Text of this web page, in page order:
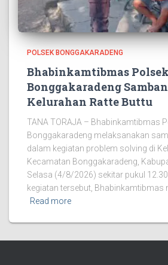
POLSEK BONGGAKARADENG
Bhabinkamtibmas Polsek
Bonggakaradeng
Kelurahan Ratte Buttu
TANA TORAJA – Bhabinkamtibmas
Bonggakaradeng melaksanakan
dalam kegiatan problem solving di
Kecamatan Bonggakaradeng,
Selasa (4/8/2026) sekitar pukul
kegiatan tersebut, Bhabinkamtibmas
Read more